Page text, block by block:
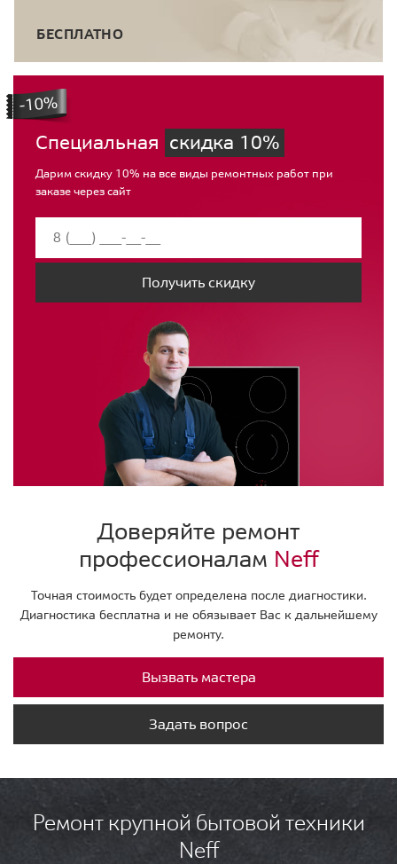
БЕСПЛАТНО
Специальная скидка 10%
Дарим скидку 10% на все виды ремонтных работ при
заказе через сайт
Получить скидку
Доверяйте ремонт
профессионалам Neff
Точная стоимость будет определена после диагностики.
Диагностика бесплатна и не обязывает Вас к дальнейшему
ремонту.
Вызвать мастера
Задать вопрос
Ремонт крупной бытовой техники
Neff